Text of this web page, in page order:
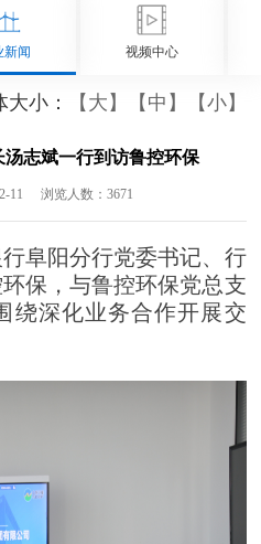
新闻 视频中心
大小： 【大】 【中】 【小】
志斌一行到访鲁控环保
11 浏览人数：3671
阜阳分行党委书记、行
保，与鲁控环保党总支
绕深化业务合作开展交